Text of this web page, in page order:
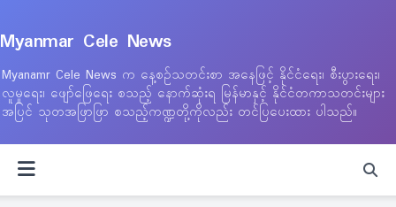
Myanmar Cele News
Myanamr Cele News က နေ့စဉ်သတင်းစာ အနေဖြင့် နိုင်ငံရေး၊ စီးပွားရေး၊
လူမှုရေး၊ ဖျော်ဖြေရေး စသည့် နောက်ဆုံးရ မြန်မာနှင့် နိုင်ငံတကာသတင်းများ
အပြင် သုတအဖြာဖြာ စသည့်ကဏ္ဍတို့ကိုလည်း တင်ပြပေးထား ပါသည်။